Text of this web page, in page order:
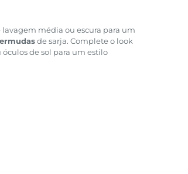
lavagem média ou escura para um
de sarja. Complete o look
óculos de sol para um estilo